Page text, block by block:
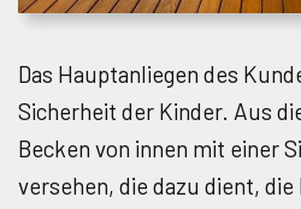
Das Hauptanliegen des
Sicherheit der Kinder. Aus
Becken von innen mit einer
versehen, die dazu dient,